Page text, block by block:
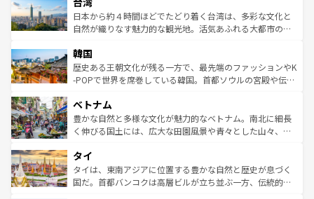
ク、伝統的なフラダンスなど、すべてがハワイの魅力を彩
っている。訪れるたびに新しい発見と感動が待っているハ
はコンテンツ一覧
リアリーフや大陸中央部にそびえるウルル（エアーズロッ
ク）、タスマニアの美しい原生林やケアンズの熱帯雨林な
ど、見どころがたくさん。また、カフェやワイン、オージ
いる。アクティビティも充実しており、サーフィンやダイ
ビング、ハイキングなど、アウトドア好きにはたまらな
い。オーストラリアの多彩な魅力を存分に味わいつくそ
参照してほしい。
日本から約４時間ほどでたどり着く台湾は、多彩な文化と
自然が織りなす魅力的な観光地。活気あふれる大都市の台
ン）、静ひつな山岳地帯である台湾東部など、都市の喧騒
と山間の静けさが共存しており、訪れる人に新しい発見と
驚きをもたらしてくれる。また、奥深い台湾の食文化も魅
容にもいいと評判のスイーツなど、バラエティ豊かな料理
が味わえる。 なお、新着の台湾情報は コンテンツ一覧を参
照してほしい。
韓国
歴史ある王朝文化が残る一方で、最先端のファッションやK
-POPで世界を席巻している韓国。首都ソウルの宮殿や伝統
き、地方に足を延ばせば四季折々の自然美を楽しむことが
できる。そして、キムチや焼肉、絶品のストリートフード
まで、さまざまな韓国料理が待っている。夜には、韓国な
リティに包まれながら、韓国の多彩な魅力を心ゆくまで味
わってみてほしい。 なお、新着の韓国情報はコンテンツ一
覧を参照してほしい。
ベトナム
豊かな自然と多様な文化が魅力的なベトナム。南北に細長
く伸びる国土には、広大な田園風景や青々とした山々、世
急速な発展と共に伝統が息づく。ハノイの古い町並みやホ
ーチミン市のフランス統治時代の建物も、独特の雰囲気を
醸し出している。また、バラエティの豊かさとおいしさで
タイ
タイは、東南アジアに位置する豊かな自然と歴史が息づく
国だ。首都バンコクは高層ビルが立ち並ぶ一方、伝統的な